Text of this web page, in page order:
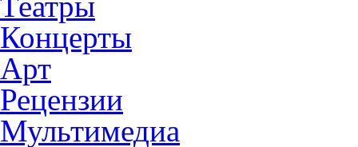
Концерты
Арт
Рецензии
Мультимедиа